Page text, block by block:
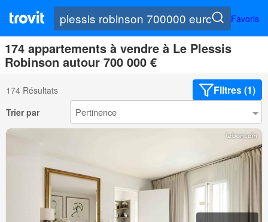
Favoris
174 appartements à vendre à Le Plessis
Robinson autour 700 000 €
174 Résultats Filtres (1)
Trier par